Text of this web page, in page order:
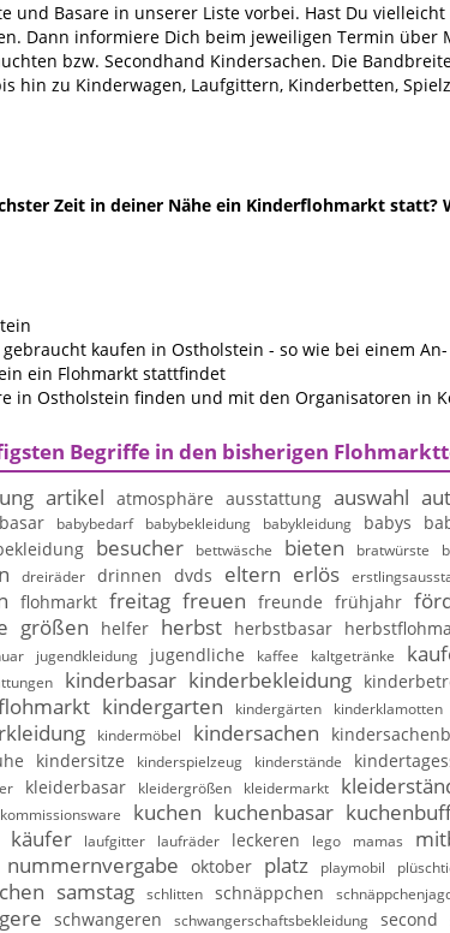
und Basare in unserer Liste vorbei. Hast Du
Dann informiere Dich beim jeweiligen Termin über
bzw. Secondhand Kindersachen. Die
hin zu Kinderwagen, Laufgittern, Kinderbetten,
Zeit in deiner Nähe ein Kinderflohmarkt statt?
kaufen in Ostholstein - so wie bei einem
ein Flohmarkt stattfindet
in Ostholstein finden und mit den Organisatoren in
Begriffe in den bisherigen
artikel atmosphäre ausstattung auswahl
babybedarf babybekleidung babykleidung babys
besucher bettwäsche bieten bratwürste
dreiräder drinnen dvds eltern erlös
flohmarkt freitag freuen freunde frühjahr
größen helfer herbst herbstbasar
jugendkleidung jugendliche kaffee kaltgetränke
kinderbasar kinderbekleidung
kindergarten kindergärten kinderklamotten
kindermöbel kindersachen
kindersitze kinderspielzeug kinderstände
kleiderbasar kleidergrößen kleidermarkt
kommissionsware kuchen kuchenbasar
käufer laufgitter laufräder leckeren lego mamas
nummernvergabe oktober platz playmobil
samstag schlitten schnäppchen
schwangeren schwangerschaftsbekleidung second